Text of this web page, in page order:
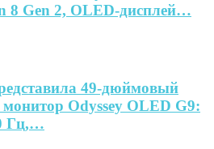
8 Gen 2, OLED-дисплей…
49-дюймовый
Odyssey OLED G9:
Гц,…